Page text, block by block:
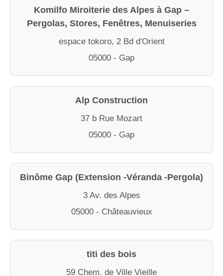
Komilfo Miroiterie des Alpes à Gap –
Pergolas, Stores, Fenêtres, Menuiseries
espace tokoro, 2 Bd d'Orient
05000 - Gap
Alp Construction
37 b Rue Mozart
05000 - Gap
Binôme Gap (Extension -Véranda -Pergola)
3 Av. des Alpes
05000 - Châteauvieux
titi des bois
59 Chem. de Ville Vieille